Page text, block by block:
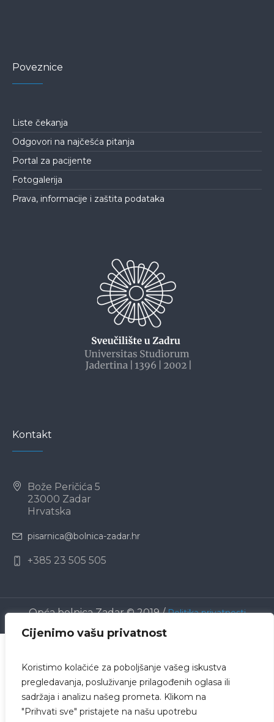
Cijenimo vašu privatnost
Koristimo kolačiće za poboljšanje vašeg iskustva
pregledavanja, posluživanje prilagođenih oglasa ili
sadržaja i analizu našeg prometa. Klikom na
"Prihvati sve" pristajete na našu upotrebu
Poveznice
Liste čekanja
Odgovori na najčešća pitanja
Portal za pacijente
Fotogalerija
Prava, informacije i zaštita podataka
Kontakt
Bože Peričića 5
23000 Zadar
Hrvatska
pisarnica@bolnica-zadar.hr
+385 23 505 505
Opća bolnica Zadar © 2019 /Politika privatnosti